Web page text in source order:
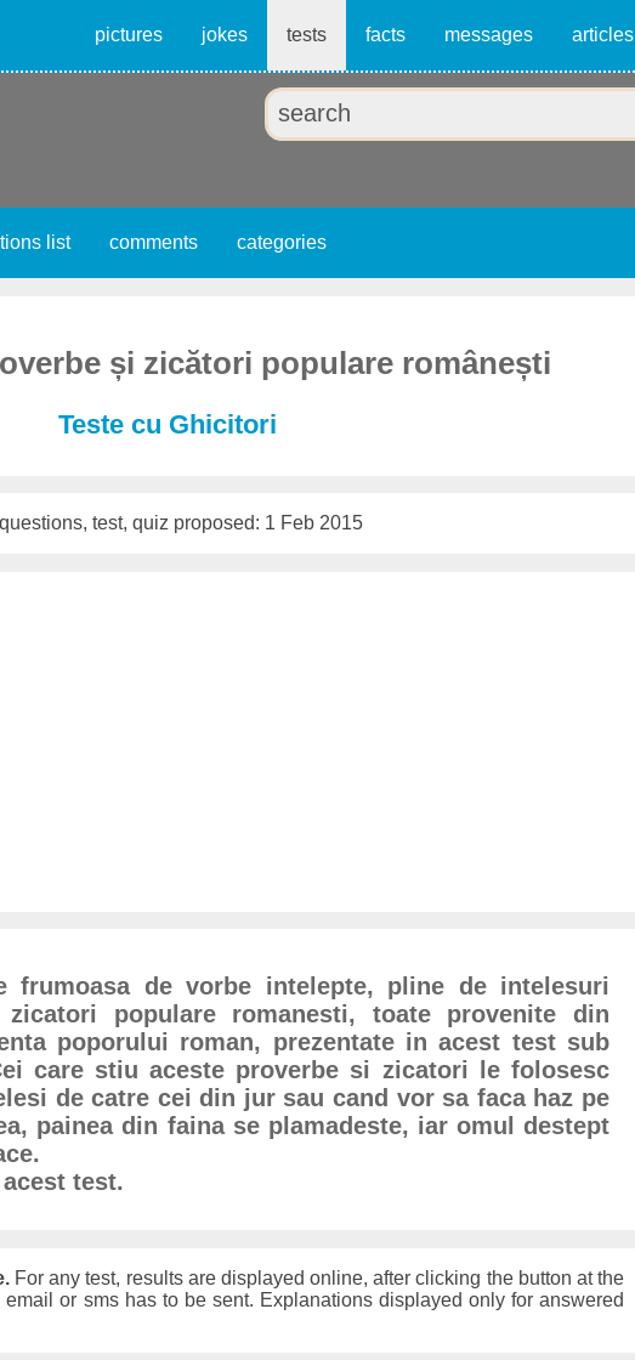
pictures jokes tests facts messages articles
list comments categories
și zicători populare românești
Teste cu Ghicitori
test, quiz proposed: 1 Feb 2015
de vorbe intelepte, pline de intelesuri
populare romanesti, toate provenite din
poporului roman, prezentate in acest test sub
care stiu aceste proverbe si zicatori le folosesc
de catre cei din jur sau cand vor sa faca haz pe
painea din faina se plamadeste, iar omul destept
test.
For any test, results are displayed online, after clicking the button at the
or sms has to be sent. Explanations displayed only for answered